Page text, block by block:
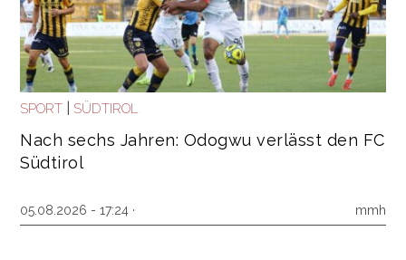
SPORT SÜDTIROL
Nach sechs Jahren: Odogwu verlässt den FC
Südtirol
05.08.2026 - 17:24 · mmh